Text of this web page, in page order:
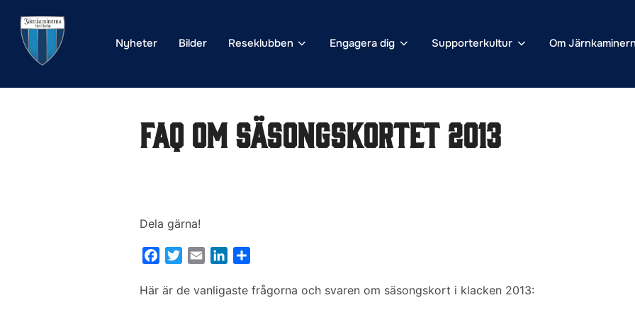
innehåll
Nyheter Bilder Reseklubben Engagera dig Supporterkultur Om
FAQ om säsongskortet 2013
Dela gärna!
c
i
a
n
l
Här är de vanligaste frågorna och svaren om säsongskort i klacken 2013: